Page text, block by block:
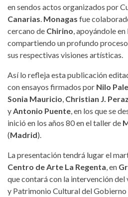
en sendos actos organizados por
Canarias. Monagas fue
cercano de Chirino, apoyándole
compartiendo un profundo
sus respectivas visiones artísticas.
Así lo refleja esta publicación
con ensayos firmados por Nilo
Sonia Mauricio, Christian J.
yAntonio Puente, en los que se
inició en los años 80 en el taller de
(Madrid).
La presentación tendrá lugar el
Centro de Arte La Regenta, en
que contará con la intervención
y Patrimonio Cultural del Gobierno